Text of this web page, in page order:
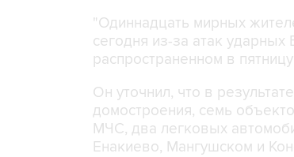
"Одиннадцать мирных
сегодня из-за атак
распространенном в
Он уточнил, что в
домостроения, семь
МЧС, два легковых
Енакиево, Мангушском и